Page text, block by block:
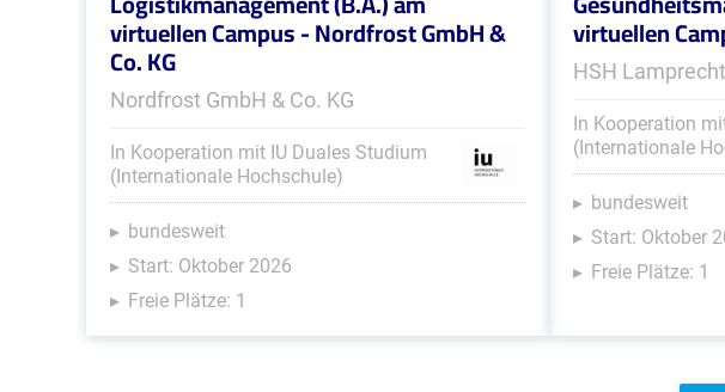
virtuellen Campus - Nordfrost GmbH &
Co. KG
Nordfrost GmbH & Co. KG
In Kooperation mit IU Duales Studium
(Internationale Hochschule)
bundesweit
Start: Oktober 2026
Freie Plätze: 1
virtuellen
HSH
In Kooperation
(Internationale
bundesweit
Start: Oktober
Freie Plätze: 1